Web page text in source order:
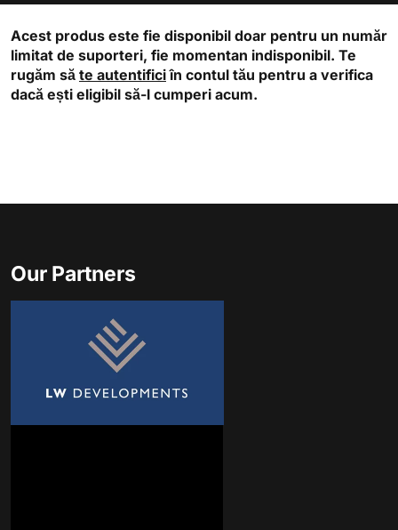
Acest produs este fie disponibil doar pentru un număr
limitat de suporteri, fie momentan indisponibil. Te
rugăm să te autentificiîn contul tău pentru a verifica
dacă ești eligibil să-l cumperi acum.
Our Partners